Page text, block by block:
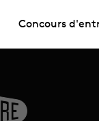
Concours